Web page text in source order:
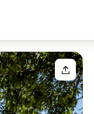
Anfrage
Ihre